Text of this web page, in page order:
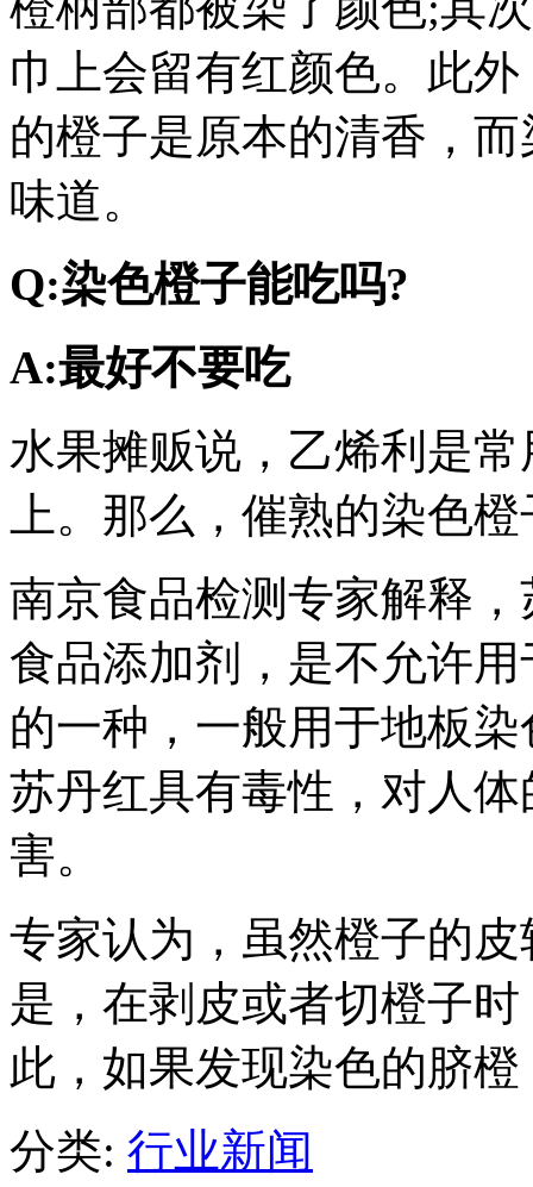
巾上会留有红颜色。此
的橙子是原本的清香，
味道。
Q:染色橙子能吃吗?
A:最好不要吃
水果摊贩说，乙烯利是
上。那么，催熟的染色
南京食品检测专家解释
食品添加剂，是不允许
的一种，一般用于地板
苏丹红具有毒性，对人
害。
专家认为，虽然橙子的
是，在剥皮或者切橙子
此，如果发现染色的脐
分类: 行业新闻